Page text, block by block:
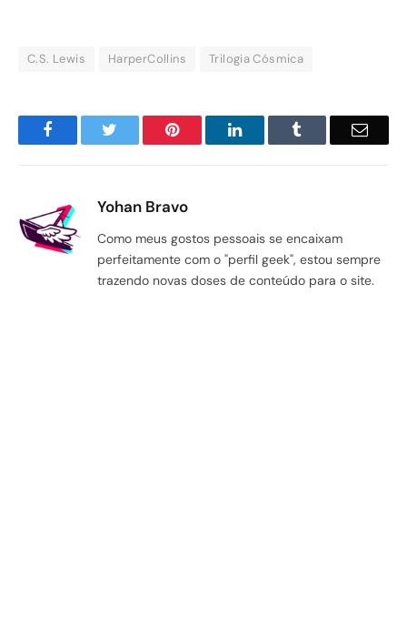
C.S. Lewis HarperCollins Trilogia Cósmica
Facebook Pinterest LinkedIn Email
Yohan Bravo
Como meus gostos pessoais se encaixam
perfeitamente com o "perfil geek", estou sempre
trazendo novas doses de conteúdo para o site.